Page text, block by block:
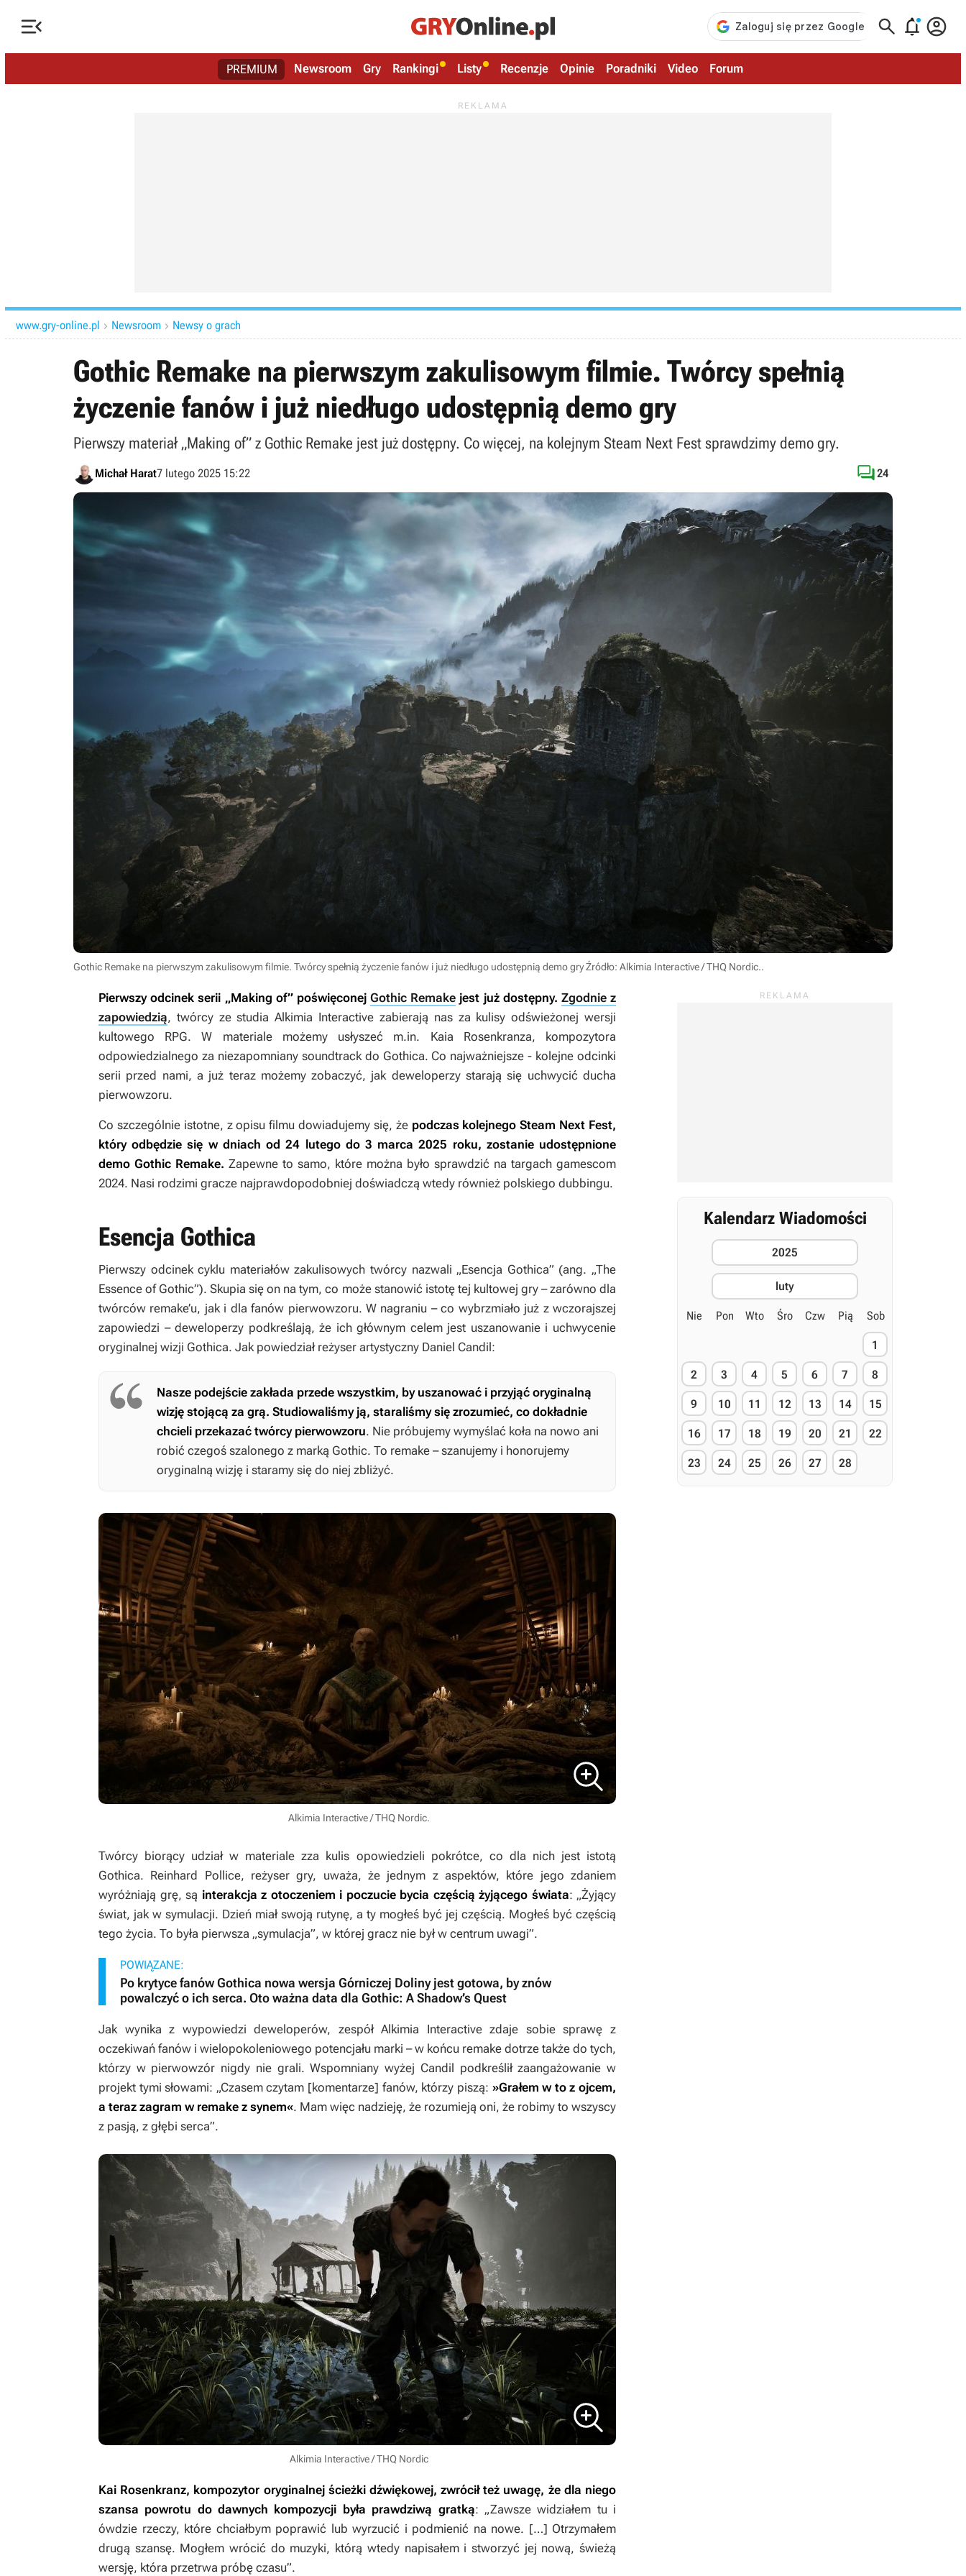
   
PREMIUM Newsroom Gry Rankingi Listy Recenzje Opinie Poradniki Video Forum
www.gry-online.pl  Newsroom  Newsy o grach
Gothic Remake na pierwszym zakulisowym filmie. Twórcy spełnią
życzenie fanów i już niedługo udostępnią demo gry
Pierwszy materiał „Making of” z Gothic Remake jest już dostępny. Co więcej, na kolejnym Steam Next Fest sprawdzimy demo gry.
Michał Harat7 lutego 2025 15:22 24
Gothic Remake na pierwszym zakulisowym filmie. Twórcy spełnią życzenie fanów i już niedługo udostępnią demo gryŹródło: Alkimia Interactive / THQ Nordic..
Pierwszy odcinek serii „Making of” poświęconej Gothic Remake jest już dostępny. Zgodnie z
zapowiedzią, twórcy ze studia Alkimia Interactive zabierają nas za kulisy odświeżonej wersji
kultowego RPG. W materiale możemy usłyszeć m.in. Kaia Rosenkranza, kompozytora
odpowiedzialnego za niezapomniany soundtrack do Gothica. Co najważniejsze - kolejne odcinki
serii przed nami, a już teraz możemy zobaczyć, jak deweloperzy starają się uchwycić ducha
pierwowzoru.
Co szczególnie istotne, z opisu filmu dowiadujemy się, że podczas kolejnego Steam Next Fest,
który odbędzie się w dniach od 24 lutego do 3 marca 2025 roku, zostanie udostępnione
demo Gothic Remake. Zapewne to samo, które można było sprawdzić na targach gamescom
2024. Nasi rodzimi gracze najprawdopodobniej doświadczą wtedy również polskiego dubbingu.
Esencja Gothica
Pierwszy odcinek cyklu materiałów zakulisowych twórcy nazwali „Esencja Gothica” (ang. „The
Essence of Gothic”). Skupia się on na tym, co może stanowić istotę tej kultowej gry – zarówno dla
twórców remake’u, jak i dla fanów pierwowzoru. W nagraniu – co wybrzmiało już z wczorajszej
zapowiedzi – deweloperzy podkreślają, że ich głównym celem jest uszanowanie i uchwycenie
oryginalnej wizji Gothica. Jak powiedział reżyser artystyczny Daniel Candil:
Nasze podejście zakłada przede wszystkim, by uszanować i przyjąć oryginalną
wizję stojącą za grą. Studiowaliśmy ją, staraliśmy się zrozumieć, co dokładnie
chcieli przekazać twórcy pierwowzoru. Nie próbujemy wymyślać koła na nowo ani
robić czegoś szalonego z marką Gothic. To remake – szanujemy i honorujemy
oryginalną wizję i staramy się do niej zbliżyć.
Alkimia Interactive / THQ Nordic.
Twórcy biorący udział w materiale zza kulis opowiedzieli pokrótce, co dla nich jest istotą
Gothica. Reinhard Pollice, reżyser gry, uważa, że jednym z aspektów, które jego zdaniem
wyróżniają grę, są interakcja z otoczeniem i poczucie bycia częścią żyjącego świata: „Żyjący
świat, jak w symulacji. Dzień miał swoją rutynę, a ty mogłeś być jej częścią. Mogłeś być częścią
tego życia. To była pierwsza „symulacja”, w której gracz nie był w centrum uwagi”.
POWIĄZANE:
Po krytyce fanów Gothica nowa wersja Górniczej Doliny jest gotowa, by znów
powalczyć o ich serca. Oto ważna data dla Gothic: A Shadow’s Quest
Jak wynika z wypowiedzi deweloperów, zespół Alkimia Interactive zdaje sobie sprawę z
oczekiwań fanów i wielopokoleniowego potencjału marki – w końcu remake dotrze także do tych,
którzy w pierwowzór nigdy nie grali. Wspomniany wyżej Candil podkreślił zaangażowanie w
projekt tymi słowami: „Czasem czytam [komentarze] fanów, którzy piszą: »Grałem w to z ojcem,
a teraz zagram w remake z synem«. Mam więc nadzieję, że rozumieją oni, że robimy to wszyscy
z pasją, z głębi serca”.
Alkimia Interactive / THQ Nordic
Kai Rosenkranz, kompozytor oryginalnej ścieżki dźwiękowej, zwrócił też uwagę, że dla niego
szansa powrotu do dawnych kompozycji była prawdziwą gratką: „Zawsze widziałem tu i
ówdzie rzeczy, które chciałbym poprawić lub wyrzucić i podmienić na nowe. […] Otrzymałem
drugą szansę. Mogłem wrócić do muzyki, którą wtedy napisałem i stworzyć jej nową, świeżą
wersję, która przetrwa próbę czasu”.
Kalendarz Wiadomości
2025
luty
Nie Pon Wto Śro Czw Pią Sob
1
2 3 4 5 6 7 8
9 10 11 12 13 14 15
16 17 18 19 20 21 22
23 24 25 26 27 28